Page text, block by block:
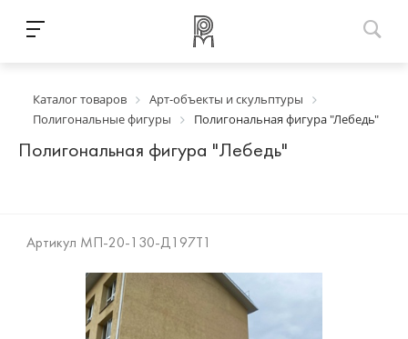
Каталог товаров
Арт-объекты и скульптуры
Полигональные фигуры
Полигональная фигура "Лебедь"
Полигональная фигура "Лебедь"
Артикул МП-20-130-Д197Т1